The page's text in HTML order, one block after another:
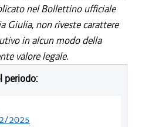
nel Bollettino ufficiale
Giulia, non riveste carattere
in alcun modo della
valore legale.
periodo:
2025